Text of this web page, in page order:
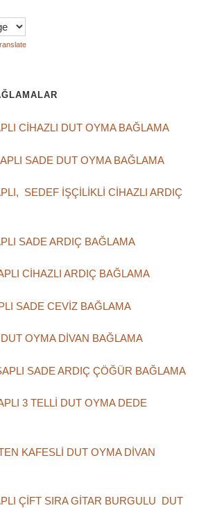
CİHAZLI DUT OYMA BAĞLAMA
SADE DUT OYMA BAĞLAMA
SEDEF İŞÇİLİKLİ CİHAZLI ARDIÇ
SADE ARDIÇ BAĞLAMA
CİHAZLI ARDIÇ BAĞLAMA
SADE CEVİZ BAĞLAMA
OYMA DİVAN BAĞLAMA
SADE ARDIÇ ÇÖĞÜR BAĞLAMA
3 TELLİ DUT OYMA DEDE
KAFESLİ DUT OYMA DİVAN
ÇİFT SIRA GİTAR BURGULU DUT